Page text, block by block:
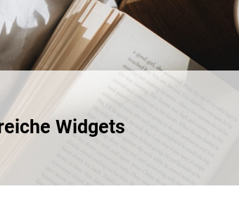
Widgets